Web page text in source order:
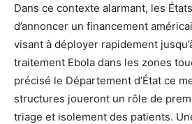
Dans ce contexte alarmant, les
d’annoncer un financement
visant à déployer rapidement
traitement Ebola dans les zones
précisé le Département d’État ce
structures joueront un rôle de
triage et isolement des patients.